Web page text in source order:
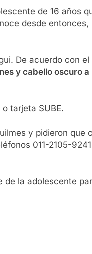
de 16 años
desde entonces,
De acuerdo con el
y cabello oscuro a
tarjeta SUBE.
y pidieron que
011-2105-
de la adolescente